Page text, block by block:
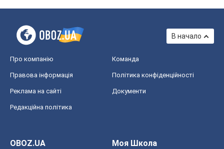
В начало
Про компанію Команда
Правова інформація Політика конфіденційності
Реклама на сайті Документи
Редакційна політика
OBOZ.UA
Моя Школа